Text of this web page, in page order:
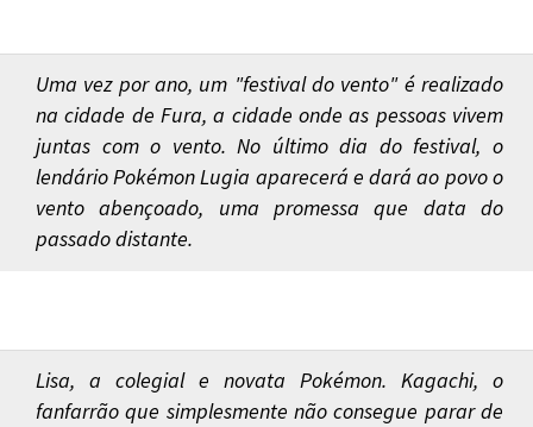
Uma vez por ano, um "festival do vento" é realizado
na cidade de Fura, a cidade onde as pessoas vivem
juntas com o vento. No último dia do festival, o
lendário Pokémon Lugia aparecerá e dará ao povo o
vento abençoado, uma promessa que data do
passado distante.
Lisa, a colegial e novata Pokémon. Kagachi, o
fanfarrão que simplesmente não consegue parar de